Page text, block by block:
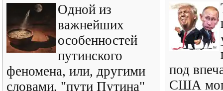
Одной из
важнейших
особенностей
путинского
феномена, или, другими
словами, "пути Путина"
под
США